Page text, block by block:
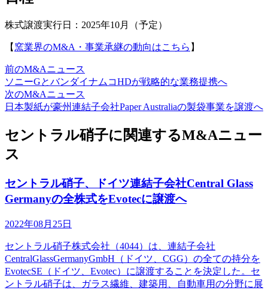
株式譲渡実行日：2025年10月（予定）
【 窯業界のM&A・事業承継の動向はこちら 】
前のM&Aニュース
ソニーGとバンダイナムコHDが戦略的な業務提携へ
次のM&Aニュース
日本製紙が豪州連結子会社Paper Australiaの製袋事業を譲渡へ
セントラル硝子に関連するM&Aニュー
ス
セントラル硝子、ドイツ連結子会社Central Glass
Germanyの全株式をEvotecに譲渡へ
2022年08月25日
セントラル硝子株式会社（4044）は、連結子会社
CentralGlassGermanyGmbH（ドイツ、CGG）の全ての持分を
EvotecSE（ドイツ、Evotec）に譲渡することを決定した。セ
ントラル硝子は、ガラス繊維、建築用、自動車用の分野に展